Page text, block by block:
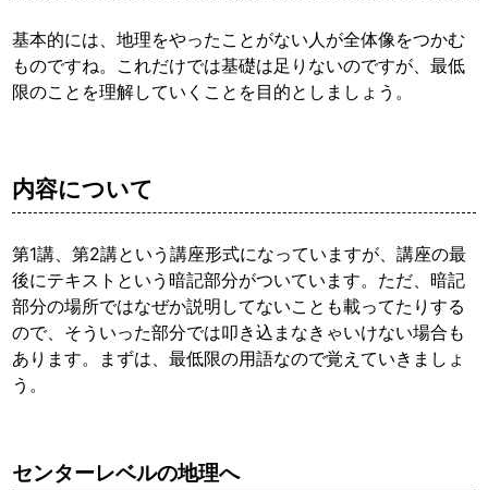
基本的には、地理をやったことがない人が全体像をつかむ
ものですね。これだけでは基礎は足りないのですが、最低
限のことを理解していくことを目的としましょう。
内容について
第1講、第2講という講座形式になっていますが、講座の最
後にテキストという暗記部分がついています。ただ、暗記
部分の場所ではなぜか説明してないことも載ってたりする
ので、そういった部分では叩き込まなきゃいけない場合も
あります。まずは、最低限の用語なので覚えていきましょ
う。
センターレベルの地理へ